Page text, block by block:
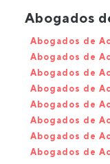
Abogados
Abogados de
Abogados de
Abogados de
Abogados de
Abogados de
Abogados de
Abogados de
Abogados de